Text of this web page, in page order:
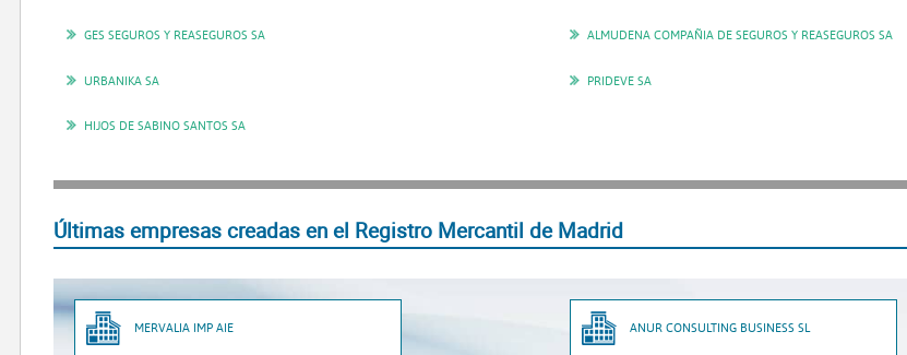
GES SEGUROS Y REASEGUROS SA ALMUDENA COMPAÑIA DE SEGUROS Y REASEGUROS SA
URBANIKA SA PRIDEVE SA
HIJOS DE SABINO SANTOS SA
Últimas empresas creadas en el Registro Mercantil de Madrid
MERVALIA IMP AIE ANUR CONSULTING BUSINESS SL